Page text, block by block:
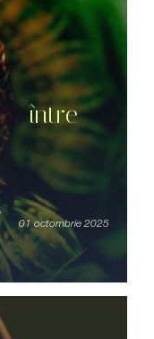
– între
01 octombrie 2025